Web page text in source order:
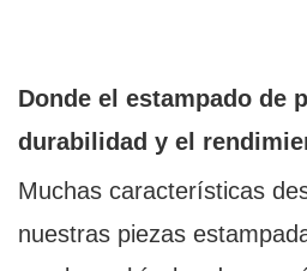
Donde el estampado de
durabilidad y el
Muchas características
nuestras piezas